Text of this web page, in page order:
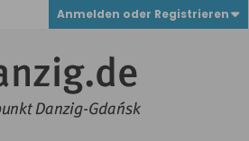
Anmelden oder Registrieren